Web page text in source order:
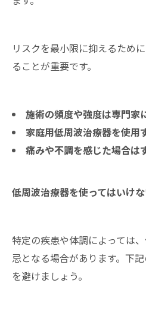
リスクを最小限に抑えるため
ることが重要です。
施術の頻度や強度は専門家
家庭用低周波治療器を使用
痛みや不調を感じた場合は
低周波治療器を使ってはいけ
特定の疾患や体調によっては
忌となる場合があります。下
を避けましょう。